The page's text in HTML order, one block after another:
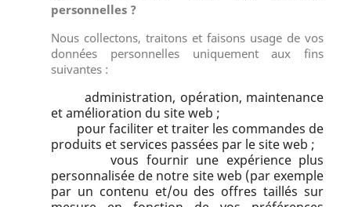
personnelles ?
Nous collectons, traitons et faisons usage de vos
données personnelles uniquement aux fins
suivantes :
administration, opération, maintenance
et amélioration du site web ;
pour faciliter et traiter les commandes de
produits et services passées par le site web ;
vous fournir une expérience plus
personnalisée de notre site web (par exemple
par un contenu et/ou des offres taillés sur